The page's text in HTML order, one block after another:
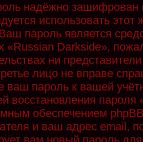
надёжно зашифрован
использовать
пароль является
«Russian Darkside»,
ни
лицо не вправе
ваш пароль к вашей
восстановления
обеспечением
и ваш адрес email,